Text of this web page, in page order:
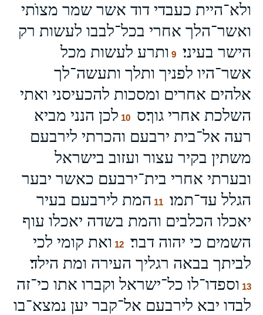
ולא־היית כעבדי דוד אשר שמר מצוֺתי
ואשר־הלך אחרי בכל־לבבו לעשות רק
הישר בעיני׃
9 ותרע לעשות מכל
אשר־היו לפניך ותלך ותעשה־לך
אלהים אחרים ומסכות להכעיסני ואתי
השלכת אחרי גוך׃ס
10 לכן הנני מביא
רעה אל־בית ירבעם והכרתי לירבעם
משתין בקיר עצור ועזוב בישראל
ובערתי אחרי בית־ירבעם כאשר יבער
הגלל עד־תמו׃
11 המת לירבעם בעיר
יאכלו הכלבים והמת בשדה יאכלו עוף
השמים כי יהוה דבר׃
12 ואת קומי לכי
לביתך בבאה רגליך העירה ומת הילד׃
13 וספדו־לו כל־ישראל וקברו אתו כי־זה
לבדו יבא לירבעם אל־קבר יען נמצא־בו